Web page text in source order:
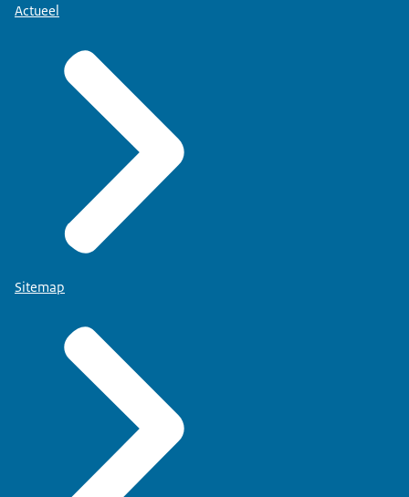
Actueel
Sitemap